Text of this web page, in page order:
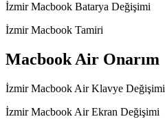
İzmir Macbook Batarya Değişimi
İzmir Macbook Tamiri
Macbook Air Onarım
İzmir Macbook Air Klavye Değişimi
İzmir Macbook Air Ekran Değişimi